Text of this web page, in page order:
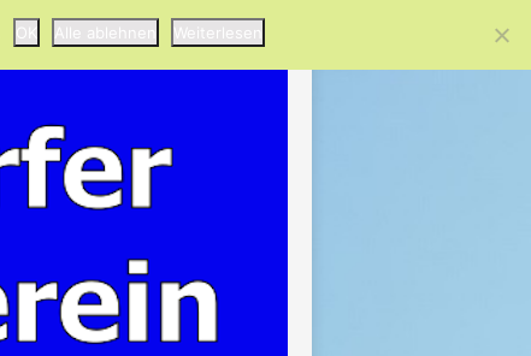
HERBST IN HANSTORF
OK Alle ablehnen Weiterlesen